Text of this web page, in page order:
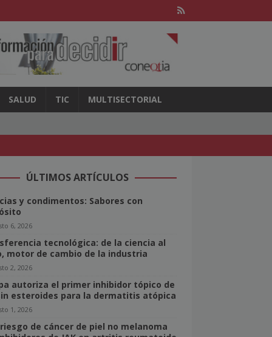
SALUD TIC MULTISECTORIAL
ÚLTIMOS ARTÍCULOS
y condimentos: Sabores con
6, 2026
tecnológica: de la ciencia al
motor de cambio de la industria
2, 2026
autoriza el primer inhibidor tópico de
esteroides para la dermatitis atópica
1, 2026
de cáncer de piel no melanoma